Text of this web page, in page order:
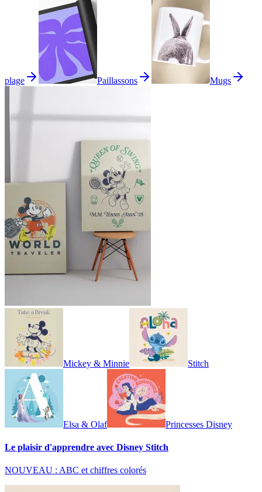
plage Paillassons Mugs
Mickey & Minnie Stitch
Elsa & Olaf Princesses Disney
Le plaisir d'apprendre avec Disney Stitch
NOUVEAU : ABC et chiffres colorés